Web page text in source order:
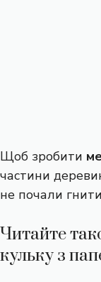
Щоб зробити
частини
не почали
Читайте
кульку з